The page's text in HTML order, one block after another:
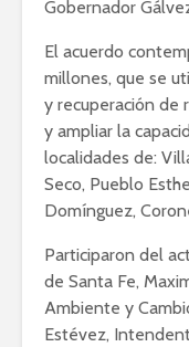
Gobernador
El acuerdo
millones, que se
y recuperación de
y ampliar la
localidades de:
Seco, Pueblo
Domínguez,
Participaron del
de Santa Fe,
Ambiente y
Estévez,